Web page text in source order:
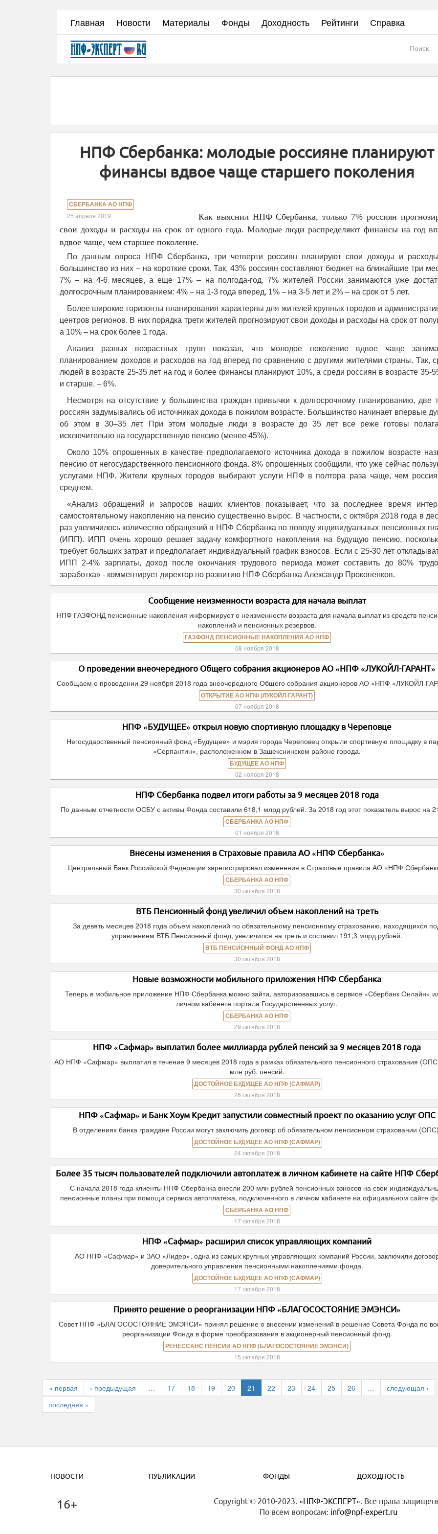
Главная Новости Материалы Фонды Доходность Рейтинги Справка
НПФ Сбербанка: молодые россияне планируют
финансы вдвое чаще старшего поколения
СБЕРБАНКА АО НПФ
25 апреля 2019
Как выяснил НПФ Сбербанка, только 7% россиян
свои доходы и расходы на срок от одного года. Молодые люди распределяют финансы на год
вдвое чаще, чем старшее поколение.
По данным опроса НПФ Сбербанка, три четверти россиян планируют свои доходы и
большинство из них – на короткие сроки. Так, 43% россиян составляют бюджет на ближайшие три
7% – на 4-6 месяцев, а еще 17% – на полгода-год. 7% жителей России занимаются уже
долгосрочным планированием: 4% – на 1-3 года вперед, 1% – на 3-5 лет и 2% – на срок от 5 лет.
Более широкие горизонты планирования характерны для жителей крупных городов и
центров регионов. В них порядка трети жителей прогнозируют свои доходы и расходы на срок от
а 10% – на срок более 1 года.
Анализ разных возрастных групп показал, что молодое поколение вдвое чаще
планированием доходов и расходов на год вперед по сравнению с другими жителями страны. Так,
людей в возрасте 25-35 лет на год и более финансы планируют 10%, а среди россиян в возрасте 35-
и старше, – 6%.
Несмотря на отсутствие у большинства граждан привычки к долгосрочному планированию, две
россиян задумывались об источниках дохода в пожилом возрасте. Большинство начинает впервые
об этом в 30–35 лет. При этом молодые люди в возрасте до 35 лет все реже готовы
исключительно на государственную пенсию (менее 45%).
Около 10% опрошенных в качестве предполагаемого источника дохода в пожилом возрасте
пенсию от негосударственного пенсионного фонда. 8% опрошенных сообщили, что уже сейчас
услугами НПФ. Жители крупных городов выбирают услуги НПФ в полтора раза чаще, чем
среднем.
«Анализ обращений и запросов наших клиентов показывает, что за последнее время
самостоятельному накоплению на пенсию существенно вырос. В частности, с октября 2018 года в
раз увеличилось количество обращений в НПФ Сбербанка по поводу индивидуальных пенсионных
(ИПП). ИПП очень хорошо решает задачу комфортного накопления на будущую пенсию,
требует больших затрат и предполагает индивидуальный график взносов. Если с 25-30 лет
ИПП 2-4% зарплаты, доход после окончания трудового периода может составить до 80%
заработка» - комментирует директор по развитию НПФ Сбербанка Александр Прокопенков.
Сообщение неизменности возраста для начала выплат
НПФ ГАЗФОНД пенсионные накопления информирует о неизменности возраста для начала выплат из средств
накоплений и пенсионных резервов.
ГАЗФОНД ПЕНСИОННЫЕ НАКОПЛЕНИЯ АО НПФ
08 ноября 2018
О проведении внеочередного Общего собрания акционеров АО «НПФ «ЛУКОЙЛ-ГАРАНТ»
Сообщаем о проведении 29 ноября 2018 года внеочередного Общего собрания акционеров АО «НПФ «ЛУКОЙЛ-
ОТКРЫТИЕ АО НПФ (ЛУКОЙЛ-ГАРАНТ)
07 ноября 2018
НПФ «БУДУЩЕЕ» открыл новую спортивную площадку в Череповце
Негосударственный пенсионный фонд «Будущее» и мэрия города Череповец открыли спортивную площадку в
«Серпантин», расположенном в Зашекснинском районе города.
БУДУЩЕЕ АО НПФ
02 ноября 2018
НПФ Сбербанка подвел итоги работы за 9 месяцев 2018 года
По данным отчетности ОСБУ с активы Фонда составили 618,1 млрд рублей. За 2018 год этот показатель вырос на
СБЕРБАНКА АО НПФ
01 ноября 2018
Внесены изменения в Страховые правила АО «НПФ Сбербанка»
Центральный Банк Российской Федерации зарегистрировал изменения в Страховые правила АО «НПФ
СБЕРБАНКА АО НПФ
30 октября 2018
ВТБ Пенсионный фонд увеличил объем накоплений на треть
За девять месяцев 2018 года объем накоплений по обязательному пенсионному страхованию, находящихся
управлением ВТБ Пенсионный фонд, увеличился на треть и составил 191,3 млрд рублей.
ВТБ ПЕНСИОННЫЙ ФОНД АО НПФ
30 октября 2018
Новые возможности мобильного приложения НПФ Сбербанка
Теперь в мобильное приложение НПФ Сбербанка можно зайти, авторизовавшись в сервисе «Сбербанк Онлайн»
личном кабинете портала Государственных услуг.
СБЕРБАНКА АО НПФ
29 октября 2018
НПФ «Сафмар» выплатил более миллиарда рублей пенсий за 9 месяцев 2018 года
АО НПФ «Сафмар» выплатил в течение 9 месяцев 2018 года в рамках обязательного пенсионного страхования
млн руб. пенсий.
ДОСТОЙНОЕ БУДУЩЕЕ АО НПФ (САФМАР)
26 октября 2018
НПФ «Сафмар» и Банк Хоум Кредит запустили совместный проект по оказанию услуг ОПС
В отделениях банка граждане России могут заключить договор об обязательном пенсионном страховании
ДОСТОЙНОЕ БУДУЩЕЕ АО НПФ (САФМАР)
24 октября 2018
Более 35 тысяч пользователей подключили автоплатеж в личном кабинете на сайте НПФ
С начала 2018 года клиенты НПФ Сбербанка внесли 200 млн рублей пенсионных взносов на свои
пенсионные планы при помощи сервиса автоплатежа, подключенного в личном кабинете на официальном сайте
СБЕРБАНКА АО НПФ
17 октября 2018
НПФ «Сафмар» расширил список управляющих компаний
АО НПФ «Сафмар» и ЗАО «Лидер», одна из самых крупных управляющих компаний России, заключили
доверительного управления пенсионными накоплениями фонда.
ДОСТОЙНОЕ БУДУЩЕЕ АО НПФ (САФМАР)
17 октября 2018
Принято решение о реорганизации НПФ «БЛАГОСОСТОЯНИЕ ЭМЭНСИ»
Совет НПФ «БЛАГОСОСТОЯНИЕ ЭМЭНСИ» принял решение о внесении изменений в решение Совета Фонда по
реорганизации Фонда в форме преобразования в акционерный пенсионный фонд.
РЕНЕССАНС ПЕНСИИ АО НПФ (БЛАГОСОСТОЯНИЕ ЭМЭНСИ)
15 октября 2018
« первая ‹ предыдущая … 17 18 19 20 21 22 23 24 25 26 …
следующая ›
последняя »
НОВОСТИ ПУБЛИКАЦИИ ФОНДЫ ДОХОДНОСТЬ
16+ Copyright © 2010-2023. «НПФ-ЭКСПЕРТ». Все права
По всем вопросам: info@npf-expert.ru